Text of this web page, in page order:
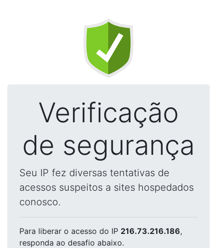
Verificação
de segurança
Seu IP fez diversas tentativas de
acessos suspeitos a sites hospedados
conosco.
Para liberar o acesso do IP 216.73.216.186,
responda ao desafio abaixo.